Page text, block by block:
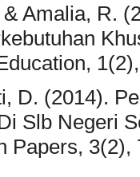
Amalia, R.
D. (2014).
Slb Negeri
Papers, 3(2),